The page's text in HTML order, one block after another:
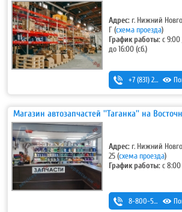
Адрес: г. Нижний
Г (схема проезда)
График работы:с 9:00
до 16:00 (сб.)
+7 (831) 291-19-79
Магазин автозапчастей ''Таганка'' на
Адрес: г. Нижний
25 (схема проезда)
График работы:с
8-800-500-7-111